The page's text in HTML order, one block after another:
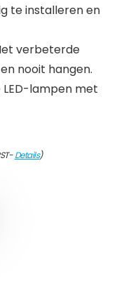
te installeren en
verbeterde
nooit hangen.
LED-lampen met
Details)